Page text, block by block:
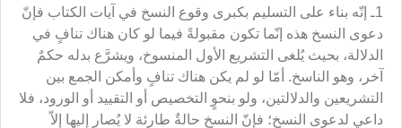
1ـ إنّه بناء على التسليم بكبرى وقوع النسخ في آيات الكتاب فإنّ
دعوى النسخ هذه إنّما تكون مقبولةً فيما لو كان هناك تنافٍ في
الدلالة، بحيث يُلغى التشريع الأول المنسوخ، ويشرَّع بدله حكمٌ
آخر، وهو الناسخ. أمّا لو لم يكن هناك تنافٍ وأمكن الجمع بين
التشريعين والدلالتين، ولو بنحوٍ التخصيص أو التقييد أو الورود، فلا
داعي لدعوى النسخ؛ فإنّ النسخ حالةٌ طارئة لا يُصار إليها إلاّ